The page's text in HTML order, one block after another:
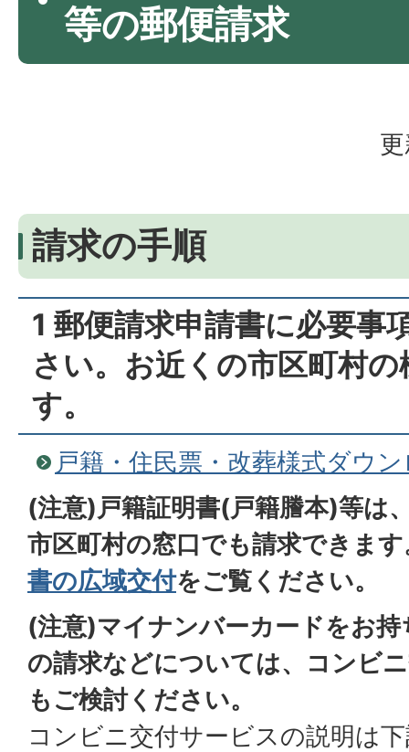
等の郵便請求
請求の手順
1 郵便請求申請書に必要事
さい。お近くの市区町村
す。
戸籍・住民票・改葬様式ダウ
(注意)戸籍証明書(戸籍謄本)等は
市区町村の窓口でも請求できま
書の広域交付をご覧ください。
(注意)マイナンバーカードをお
の請求などについては、コンビ
もご検討ください。
コンビニ交付サービスの説明は